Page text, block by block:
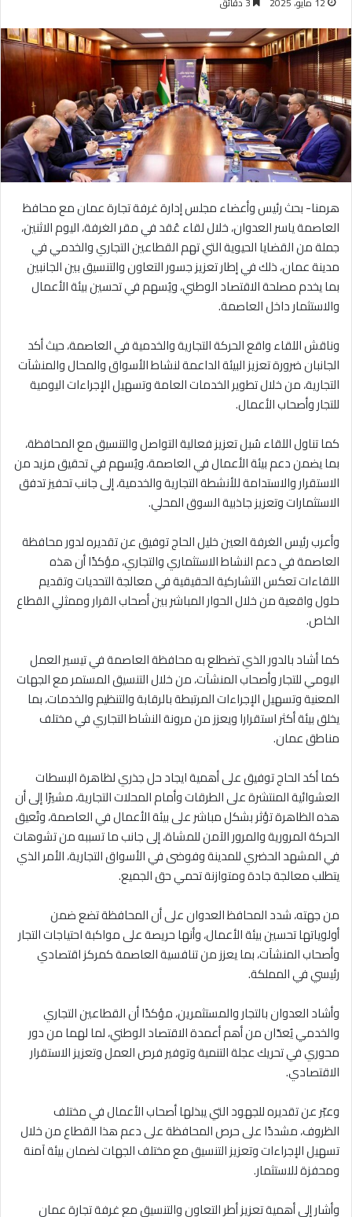
هرمنا- بحث رئيس وأعضاء مجلس إدارة غرفة تجارة عمان مع محافظ
العاصمة ياسر العدوان، خلال لقاء عُقد في مقر الغرفة، اليوم الاثنين،
جملة من القضايا الحيوية التي تهم القطاعين التجاري والخدمي في
مدينة عمان، ذلك في إطار تعزيز جسور التعاون والتنسيق بين الجانبين
بما يخدم مصلحة الاقتصاد الوطني، ويُسهم في تحسين بيئة الأعمال
والاستثمار داخل العاصمة.
وناقش اللقاء واقع الحركة التجارية والخدمية في العاصمة، حيث أكد
الجانبان ضرورة تعزيز البيئة الداعمة لنشاط الأسواق والمحال والمنشآت
التجارية، من خلال تطوير الخدمات العامة وتسهيل الإجراءات اليومية
للتجار وأصحاب الأعمال.
كما تناول اللقاء سُبل تعزيز فعالية التواصل والتنسيق مع المحافظة،
بما يضمن دعم بيئة الأعمال في العاصمة، ويُسهم في تحقيق مزيد من
الاستقرار والاستدامة للأنشطة التجارية والخدمية، إلى جانب تحفيز تدفق
الاستثمارات وتعزيز جاذبية السوق المحلي.
وأعرب رئيس الغرفة العين خليل الحاج توفيق عن تقديره لدور محافظة
العاصمة في دعم النشاط الاستثماري والتجاري، مؤكدًا أن هذه
اللقاءات تعكس التشاركية الحقيقية في معالجة التحديات وتقديم
حلول واقعية من خلال الحوار المباشر بين أصحاب القرار وممثلي القطاع
الخاص.
كما أشاد بالدور الذي تضطلع به محافظة العاصمة في تيسير العمل
اليومي للتجار وأصحاب المنشآت، من خلال التنسيق المستمر مع الجهات
المعنية وتسهيل الإجراءات المرتبطة بالرقابة والتنظيم والخدمات، بما
يخلق بيئة أكثر استقرارا ويعزز من مرونة النشاط التجاري في مختلف
مناطق عمان.
كما أكد الحاج توفيق على أهمية ايجاد حل جذري لظاهرة البسطات
العشوائية المنتشرة على الطرقات وأمام المحلات التجارية، مشيرًا إلى أن
هذه الظاهرة تؤثر بشكل مباشر على بيئة الأعمال في العاصمة، وتُعيق
الحركة المرورية والمرور الآمن للمشاة، إلى جانب ما تسببه من تشوهات
في المشهد الحضري للمدينة وفوضى في الأسواق التجارية، الأمر الذي
يتطلب معالجة جادة ومتوازنة تحمي حق الجميع.
من جهته، شدد المحافظ العدوان على أن المحافظة تضع ضمن
أولوياتها تحسين بيئة الأعمال، وأنها حريصة على مواكبة احتياجات التجار
وأصحاب المنشآت، بما يعزز من تنافسية العاصمة كمركز اقتصادي
رئيسي في المملكة.
وأشاد العدوان بالتجار والمستثمرين، مؤكدًا أن القطاعين التجاري
والخدمي يُعدّان من أهم أعمدة الاقتصاد الوطني، لما لهما من دور
محوري في تحريك عجلة التنمية وتوفير فرص العمل وتعزيز الاستقرار
الاقتصادي.
وعبّر عن تقديره للجهود التي يبذلها أصحاب الأعمال في مختلف
الظروف، مشددًا على حرص المحافظة على دعم هذا القطاع من خلال
تسهيل الإجراءات وتعزيز التنسيق مع مختلف الجهات لضمان بيئة آمنة
ومحفزة للاستثمار.
وأشار إلى أهمية تعزيز أطر التعاون والتنسيق مع غرفة تجارة عمان